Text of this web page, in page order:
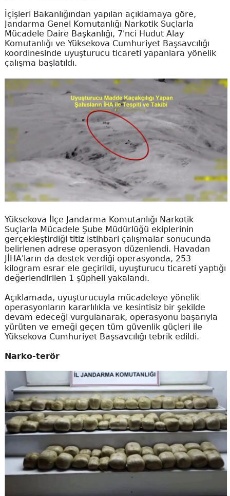
İçişleri Bakanlığından yapılan açıklamaya göre,
Jandarma Genel Komutanlığı Narkotik Suçlarla
Mücadele Daire Başkanlığı, 7'nci Hudut Alay
Komutanlığı ve Yüksekova Cumhuriyet Başsavcılığı
koordinesinde uyuşturucu ticareti yapanlara yönelik
çalışma başlatıldı.
Yüksekova İlçe Jandarma Komutanlığı Narkotik
Suçlarla Mücadele Şube Müdürlüğü ekiplerinin
gerçekleştirdiği titiz istihbari çalışmalar sonucunda
belirlenen adrese operasyon düzenlendi. Havadan
JİHA'ların da destek verdiği operasyonda, 253
kilogram esrar ele geçirildi, uyuşturucu ticareti yaptığı
değerlendirilen 1 şüpheli yakalandı.
Açıklamada, uyuşturucuyla mücadeleye yönelik
operasyonların kararlılıkla ve kesintisiz bir şekilde
devam edeceği vurgulanarak, operasyonu başarıyla
yürüten ve emeği geçen tüm güvenlik güçleri ile
Yüksekova Cumhuriyet Başsavcılığı tebrik edildi.
Narko-terör